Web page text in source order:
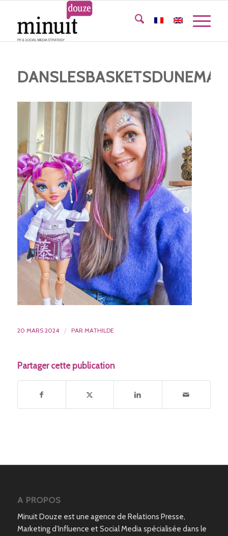
20 MARS 2024 / PAR MATHILDE
Partager cette publication
A PROPOS
Minuit Douze est une agence de Relations Presse,
Marketing d’Influence et Social Media spécialisée dans le